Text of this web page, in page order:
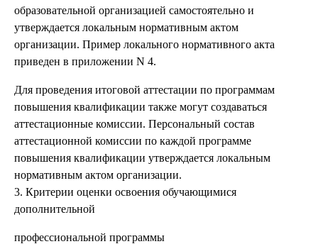
образовательной организацией самостоятельно и
утверждается локальным нормативным актом
организации. Пример локального нормативного акта
приведен в приложении N 4.
Для проведения итоговой аттестации по программам
повышения квалификации также могут создаваться
аттестационные комиссии. Персональный состав
аттестационной комиссии по каждой программе
повышения квалификации утверждается локальным
нормативным актом организации.
3. Критерии оценки освоения обучающимися
дополнительной
профессиональной программы